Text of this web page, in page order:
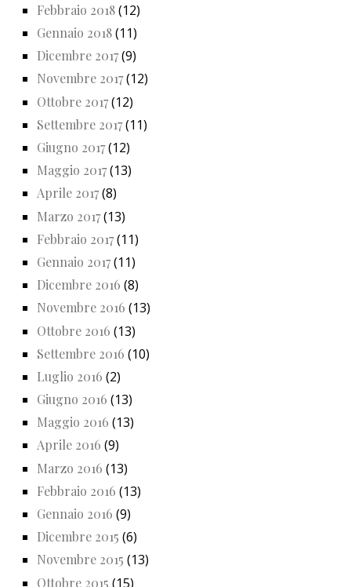
Febbraio 2018(12)
Gennaio 2018(11)
Dicembre 2017(9)
Novembre 2017(12)
Ottobre 2017(12)
Settembre 2017(11)
Giugno 2017(12)
Maggio 2017(13)
Aprile 2017(8)
Marzo 2017(13)
Febbraio 2017(11)
Gennaio 2017(11)
Dicembre 2016 (8)
Novembre 2016 (13)
Ottobre 2016 (13)
Settembre 2016 (10)
Luglio 2016 (2)
Giugno 2016 (13)
Maggio 2016 (13)
Aprile 2016 (9)
Marzo 2016 (13)
Febbraio 2016 (13)
Gennaio 2016 (9)
Dicembre 2015 (6)
Novembre 2015 (13)
Ottobre 2015 (15)